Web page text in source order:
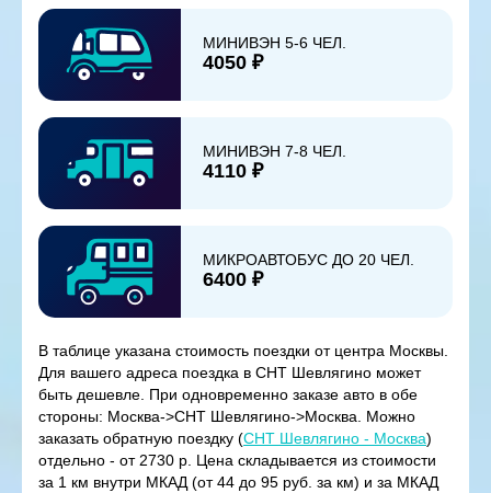
МИНИВЭН 5-6 ЧЕЛ.
4050 ₽
МИНИВЭН 7-8 ЧЕЛ.
4110 ₽
МИКРОАВТОБУС ДО 20 ЧЕЛ.
6400 ₽
В таблице указана стоимость поездки от центра Москвы.
Для вашего адреса поездка в СНТ Шевлягино может
быть дешевле. При одновременно заказе авто в обе
стороны: Москва->СНТ Шевлягино->Москва. Можно
заказать обратную поездку (СНТ Шевлягино - Москва)
отдельно - от 2730 р. Цена складывается из стоимости
за 1 км внутри МКАД (от 44 до 95 руб. за км) и за МКАД